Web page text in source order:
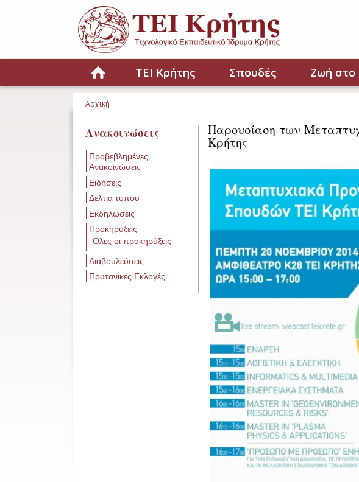
Παράκαμψη προς το κυρίως περιεχόμενο
HomeΤΕΙ Κρήτης Σπουδές Ζωή στο
Αρχική
Ανακοινώσεις
Προβεβλημένες
Ανακοινώσεις
Ειδήσεις
Δελτία τύπου
Εκδηλώσεις
Προκηρύξεις
Όλες οι προκηρύξεις
Διαβουλεύσεις
Πρυτανικές Εκλογές
Παρουσίαση των
Κρήτης